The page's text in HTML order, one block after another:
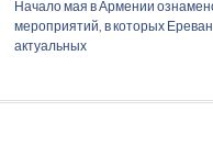
Начало мая в Армении
мероприятий, в которых
актуальных